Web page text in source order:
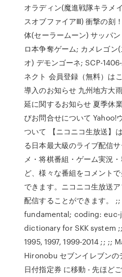
オラディン(魔進戦隊キラメ
スオブファイアⅢ) 衝撃の刻
体(セーラームーン) サッパ
ロ本争奪ゲーム; カメレゴン
オ) デモンゴーネ; SCP-
ネクト 会員登録（無料）は
導入のお知らせ 九州地方大
延に関するお知らせ 夏季休
びお問合せについて Yahoo!
ついて 【ニコニコ生放送】
る日本最大級のライブ配信
メ・将棋番組・ゲーム実況
ど、様々な番組をコメント
できます。ニコニコ生放送
配信することができます。
fundamental; coding: euc-
dictionary for SKK system
1995, 1997, 1999-2014 ;; ;;
Hironobu セブンイレブンの
日付指定券 に移動 - 先ほど